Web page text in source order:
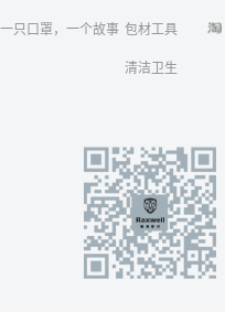
一只口罩，一个故事 包材工具
清洁卫生